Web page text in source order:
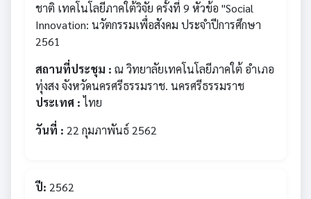
ชาติ เทคโนโลยีภาคใต้วิจัย ครั้งที่ 9 หัวข้อ "Social
Innovation: นวัตกรรมเพื่อสังคม ประจำปีการศึกษา
2561
สถานที่ประชุม : ณ วิทยาลัยเทคโนโลยีภาคใต้ อำเภอ
ทุ่งสง จังหวัดนครศรีธรรมราช. นครศรีธรรมราช
ประเทศ :ไทย
วันที่ : 22 กุมภาพันธ์ 2562
ปี: 2562